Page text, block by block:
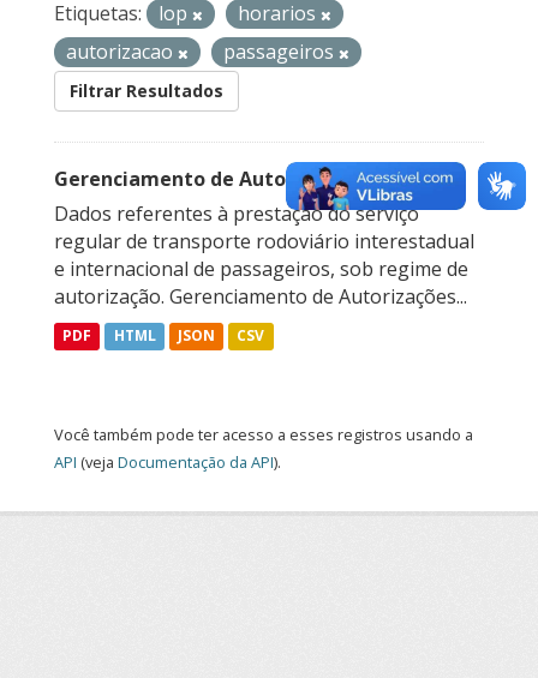
Etiquetas:
lop
horarios
autorizacao
passageiros
Filtrar Resultados
Gerenciamento de Autorizações
Dados referentes à prestação do serviço
regular de transporte rodoviário interestadual
e internacional de passageiros, sob regime de
autorização. Gerenciamento de Autorizações...
PDF HTML JSON CSV
Você também pode ter acesso a esses registros usando a
API (veja Documentação da API).